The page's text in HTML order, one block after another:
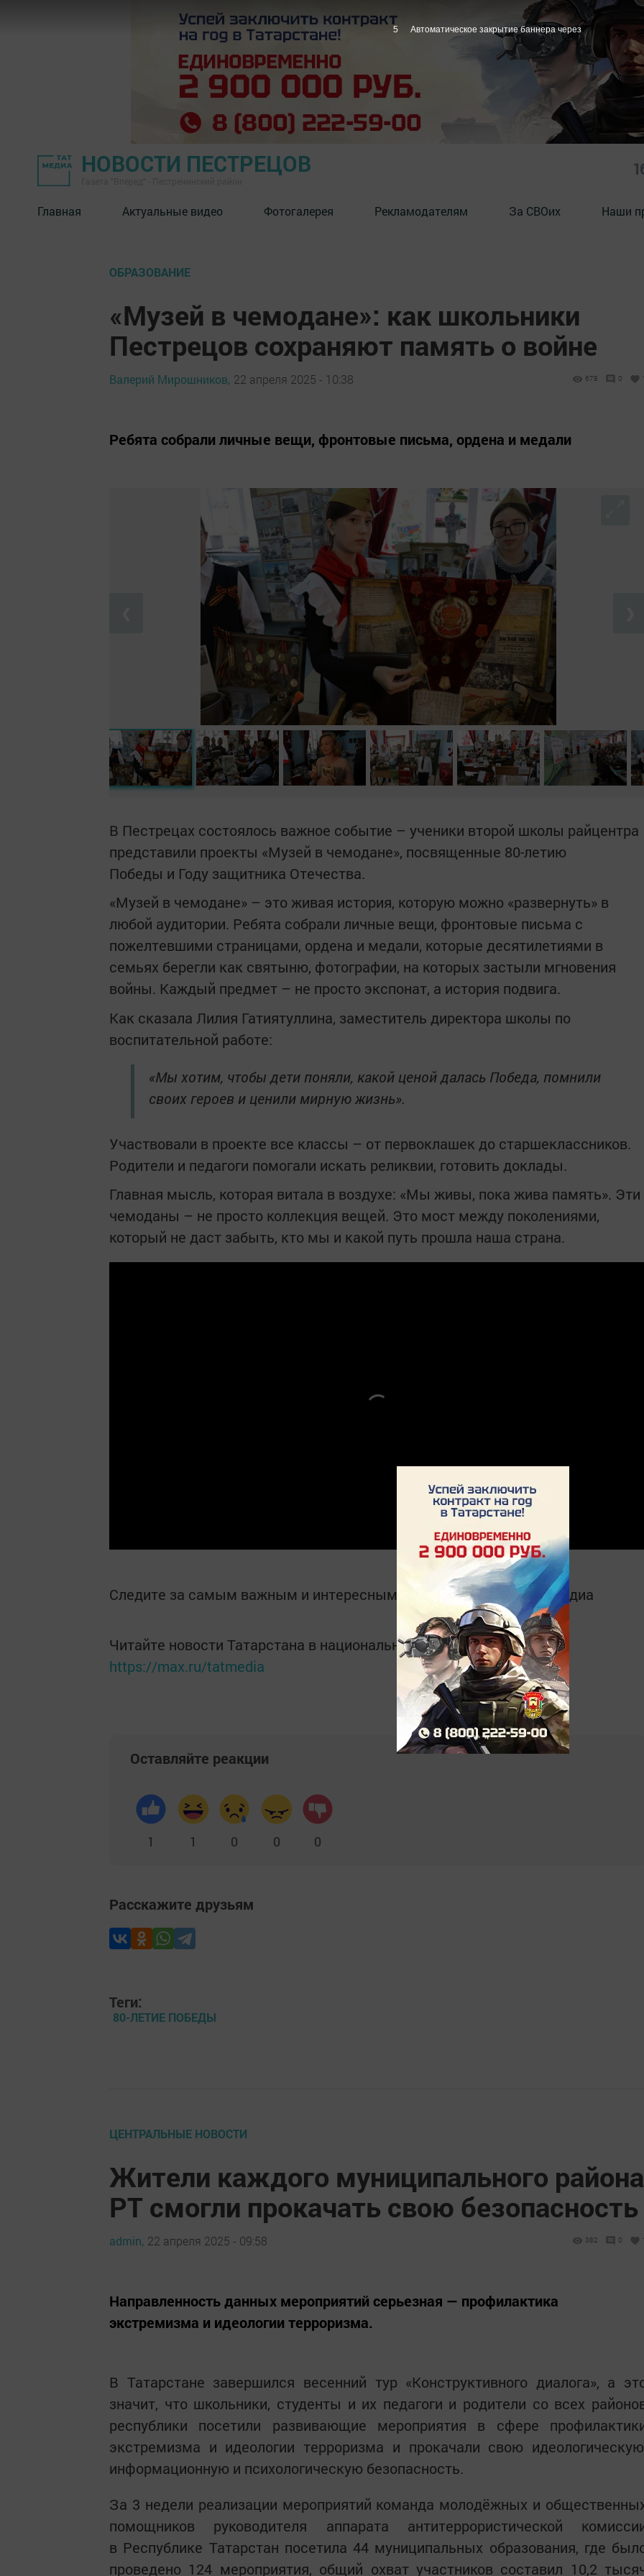
НОВОСТИ ПЕСТРЕЦОВ
Главная Актуальные видео Фотогалерея Рекламодателям За СВОих Наши
ОБРАЗОВАНИЕ
«Музей в чемодане»: как школьники
Пестрецов сохраняют память о войне
Валерий Мирошников, 22 апреля 2025 - 10:38 678 0
Ребята собрали личные вещи, фронтовые письма, ордена и медали
В Пестрецах состоялось важное событие – ученики второй школы райцентра
представили проекты «Музей в чемодане», посвященные 80-летию
Победы и Году защитника Отечества.
«Музей в чемодане» – это живая история, которую можно «развернуть» в
любой аудитории. Ребята собрали личные вещи, фронтовые письма с
пожелтевшими страницами, ордена и медали, которые десятилетиями в
семьях берегли как святыню, фотографии, на которых застыли мгновения
войны. Каждый предмет – не просто экспонат, а история подвига.
Как сказала Лилия Гатиятуллина, заместитель директора школы по
воспитательной работе:
«Мы хотим, чтобы дети поняли, какой ценой далась Победа, помнили
своих героев и ценили мирную жизнь».
Участвовали в проекте все классы – от первоклашек до старшеклассников.
Родители и педагоги помогали искать реликвии, готовить доклады.
Главная мысль, которая витала в воздухе: «Мы живы, пока жива память». Эти
чемоданы – не просто коллекция вещей. Это мост между поколениями,
который не даст забыть, кто мы и какой путь прошла наша страна.
Следите за самым важным и интересным в Telegram-каналеТатмедиа
Читайте новости Татарстана в национальном мессенджере MАХ:
https://max.ru/tatmedia
Оставляйте реакции
1 1 0 0 0
Расскажите друзьям
Теги:
80-ЛЕТИЕ ПОБЕДЫ
ЦЕНТРАЛЬНЫЕ НОВОСТИ
Жители каждого муниципального района
РТ смогли прокачать свою безопасность
admin, 22 апреля 2025 - 09:58 382 0
Направленность данных мероприятий серьезная — профилактика
экстремизма и идеологии терроризма.
В Татарстане завершился весенний тур «Конструктивного диалога», а
значит, что школьники, студенты и их педагоги и родители со всех
республики посетили развивающие мероприятия в сфере
экстремизма и идеологии терроризма и прокачали свою
информационную и психологическую безопасность.
За 3 недели реализации мероприятий команда молодёжных и
помощников руководителя аппарата антитеррористической
в Республике Татарстан посетила 44 муниципальных образования, где
проведено 124 мероприятия, общий охват участников составил 10,2
4 Автоматическое закрытие баннера через